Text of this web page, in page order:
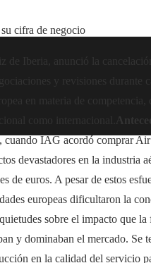
cifra de negocio
Iberia, anunció la
y revisiones durante
en materia de competencia,
como internacional.
cuando IAG acordó comprar
devastadores en la industria
de euros. A pesar de estos
europeas dificultaron la
sobre el impacto que la
y dominaban el mercado. Se
en la calidad del servicio